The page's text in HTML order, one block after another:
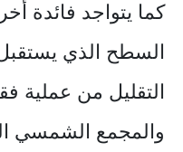
كما يتواجد فائدة
السطح الذي
التقليل من عملية
والمجمع الشمسي